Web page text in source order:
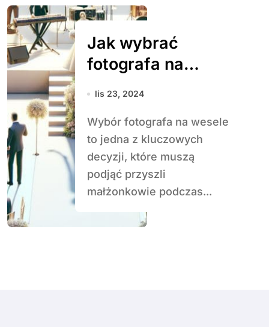
Jak wybrać
fotografa na
wesele?
lis 23, 2024
Wybór fotografa na wesele
to jedna z kluczowych
decyzji, które muszą
podjąć przyszli
małżonkowie podczas...